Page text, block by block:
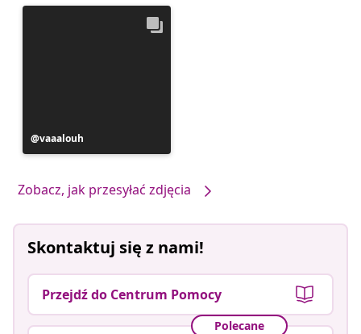
Post
opublikowany
vaaalouh
Zobacz, jak przesyłać zdjęcia
Skontaktuj się z nami!
Przejdź do Centrum Pomocy
Polecane